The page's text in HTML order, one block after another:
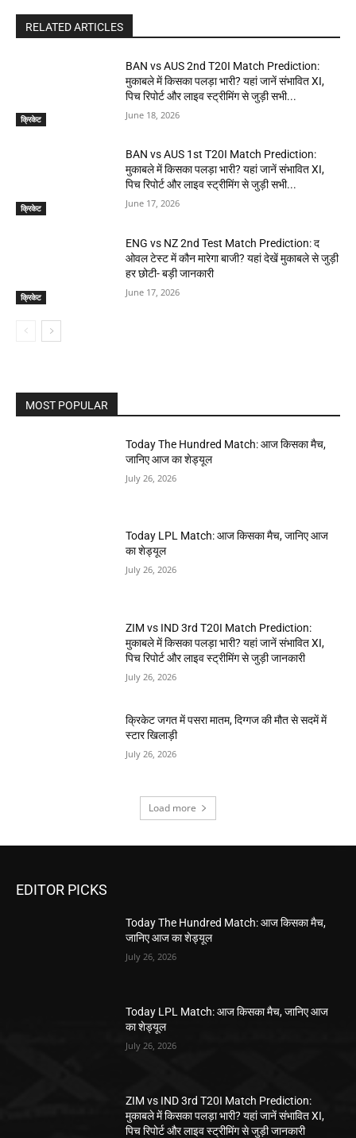
RELATED ARTICLES
क्रिकेट
BAN vs AUS 2nd T20I Match Prediction:
मुकाबले में किसका पलड़ा भारी? यहां जानें संभावित XI,
पिच रिपोर्ट और लाइव स्ट्रीमिंग से जुड़ी सभी...
June 18, 2026
क्रिकेट
BAN vs AUS 1st T20I Match Prediction:
मुकाबले में किसका पलड़ा भारी? यहां जानें संभावित XI,
पिच रिपोर्ट और लाइव स्ट्रीमिंग से जुड़ी सभी...
June 17, 2026
क्रिकेट
ENG vs NZ 2nd Test Match Prediction: द
ओवल टेस्ट में कौन मारेगा बाजी? यहां देखें मुकाबले से जुड़ी
हर छोटी- बड़ी जानकारी
June 17, 2026
MOST POPULAR
Today The Hundred Match: आज किसका मैच,
जानिए आज का शेड्यूल
July 26, 2026
Today LPL Match: आज किसका मैच, जानिए आज
का शेड्यूल
July 26, 2026
ZIM vs IND 3rd T20I Match Prediction:
मुकाबले में किसका पलड़ा भारी? यहां जानें संभावित XI,
पिच रिपोर्ट और लाइव स्ट्रीमिंग से जुड़ी जानकारी
July 26, 2026
क्रिकेट जगत में पसरा मातम, दिग्गज की मौत से सदमें में
स्टार खिलाड़ी
July 26, 2026
Load more
EDITOR PICKS
Today The Hundred Match: आज किसका मैच,
जानिए आज का शेड्यूल
July 26, 2026
Today LPL Match: आज किसका मैच, जानिए आज
का शेड्यूल
July 26, 2026
ZIM vs IND 3rd T20I Match Prediction:
मुकाबले में किसका पलड़ा भारी? यहां जानें संभावित XI,
पिच रिपोर्ट और लाइव स्ट्रीमिंग से जुड़ी जानकारी